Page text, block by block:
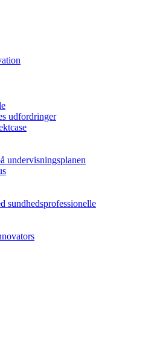
udfordringer
undervisningsplanen
sundhedsprofessionelle